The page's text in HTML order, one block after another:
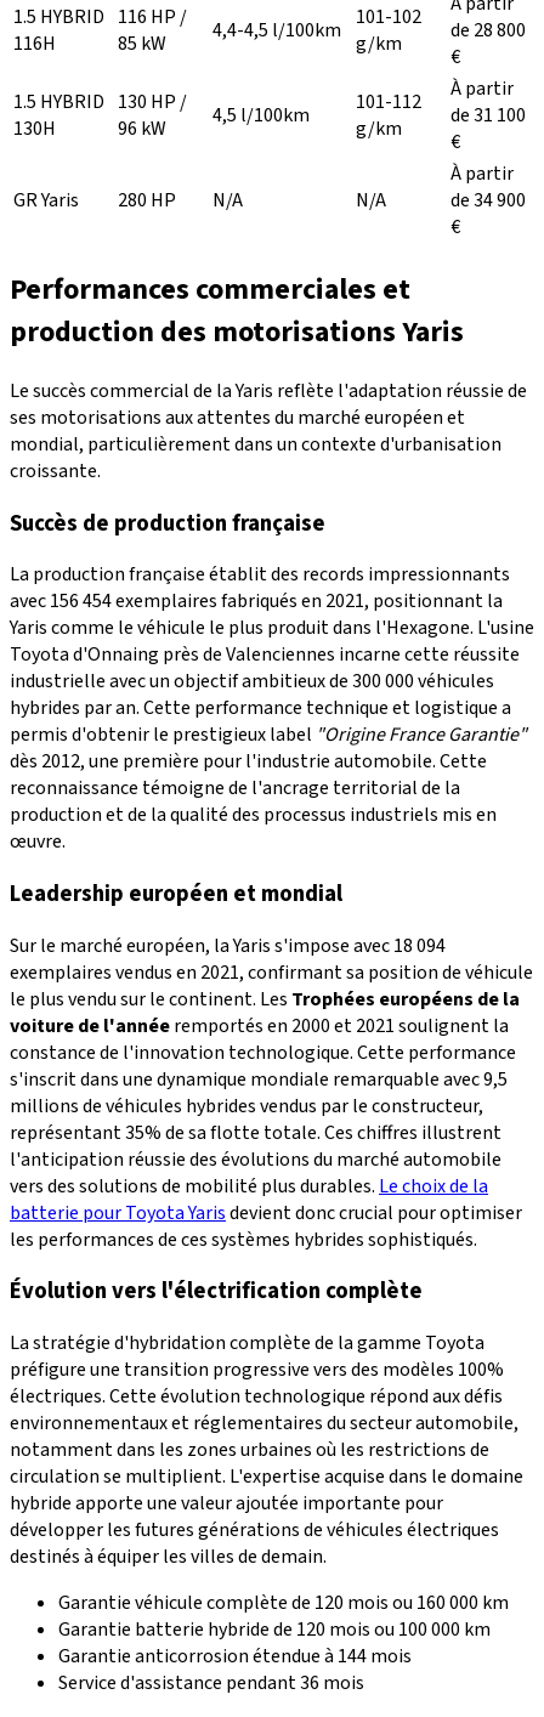
1.5 HYBRID
116H
116 HP /
85 kW
4,4-4,5 l/100km
101-102
g/km
de 28 800
€
1.5 HYBRID
130H
130 HP /
96 kW
4,5 l/100km
101-112
g/km
À partir
de 31 100
€
GR Yaris 280 HP N/A N/A
À partir
de 34 900
€
Performances commerciales et
production des motorisations Yaris
Le succès commercial de la Yaris reflète l'adaptation réussie de
ses motorisations aux attentes du marché européen et
mondial, particulièrement dans un contexte d'urbanisation
croissante.
Succès de production française
La production française établit des records impressionnants
avec 156 454 exemplaires fabriqués en 2021, positionnant la
Yaris comme le véhicule le plus produit dans l'Hexagone. L'usine
Toyota d'Onnaing près de Valenciennes incarne cette réussite
industrielle avec un objectif ambitieux de 300 000 véhicules
hybrides par an. Cette performance technique et logistique a
permis d'obtenir le prestigieux label "Origine France Garantie"
dès 2012, une première pour l'industrie automobile. Cette
reconnaissance témoigne de l'ancrage territorial de la
production et de la qualité des processus industriels mis en
œuvre.
Leadership européen et mondial
Sur le marché européen, la Yaris s'impose avec 18 094
exemplaires vendus en 2021, confirmant sa position de véhicule
le plus vendu sur le continent. Les Trophées européens de la
voiture de l'annéeremportés en 2000 et 2021 soulignent la
constance de l'innovation technologique. Cette performance
s'inscrit dans une dynamique mondiale remarquable avec 9,5
millions de véhicules hybrides vendus par le constructeur,
représentant 35% de sa flotte totale. Ces chiffres illustrent
l'anticipation réussie des évolutions du marché automobile
vers des solutions de mobilité plus durables. Le choix de la
batterie pour Toyota Yarisdevient donc crucial pour optimiser
les performances de ces systèmes hybrides sophistiqués.
Évolution vers l'électrification complète
La stratégie d'hybridation complète de la gamme Toyota
préfigure une transition progressive vers des modèles 100%
électriques. Cette évolution technologique répond aux défis
environnementaux et réglementaires du secteur automobile,
notamment dans les zones urbaines où les restrictions de
circulation se multiplient. L'expertise acquise dans le domaine
hybride apporte une valeur ajoutée importante pour
développer les futures générations de véhicules électriques
destinés à équiper les villes de demain.
Garantie véhicule complète de 120 mois ou 160 000 km
Garantie batterie hybride de 120 mois ou 100 000 km
Garantie anticorrosion étendue à 144 mois
Service d'assistance pendant 36 mois